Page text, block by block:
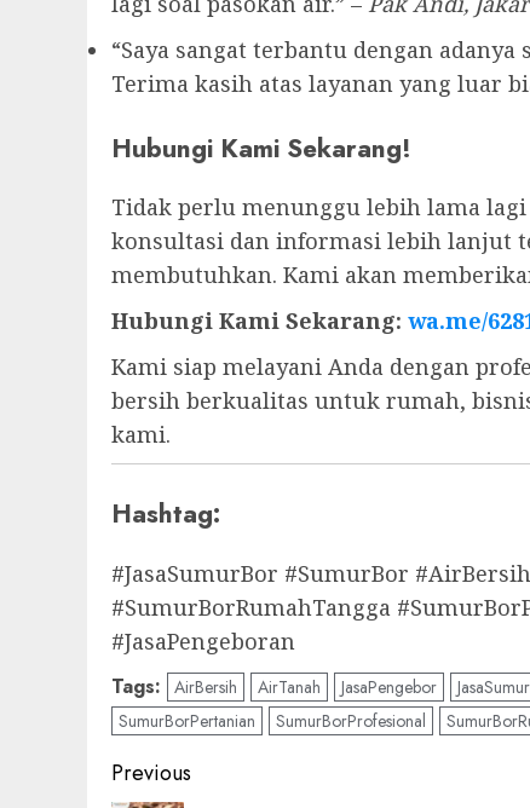
“Saya sangat terbantu dengan
Terima kasih atas layanan yang luar
Hubungi Kami Sekarang!
Tidak perlu menunggu lebih lama
konsultasi dan informasi lebih lanjut
membutuhkan. Kami akan
Hubungi Kami Sekarang: wa.me/
Kami siap melayani Anda dengan
bersih berkualitas untuk rumah,
kami.
Hashtag:
#JasaSumurBor #SumurBor
#SumurBorRumahTangga
#JasaPengeboran
Tags: AirBersih AirTanah JasaPengebor
SumurBorPertanian
SumurBorProfesional
Post
Previous